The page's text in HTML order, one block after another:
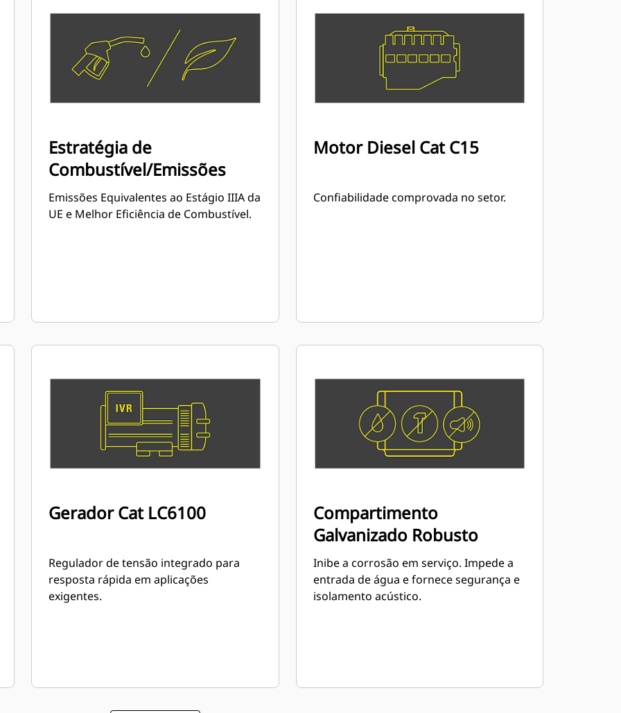
Estratégia de
Combustível/Emissões
Emissões Equivalentes ao Estágio IIIA da
UE e Melhor Eficiência de Combustível.
Motor Diesel Cat C15
Confiabilidade comprovada no setor.
Gerador Cat LC6100
Regulador de tensão integrado para
resposta rápida em aplicações
exigentes.
Compartimento
Galvanizado Robusto
Inibe a corrosão em serviço. Impede a
entrada de água e fornece segurança e
isolamento acústico.